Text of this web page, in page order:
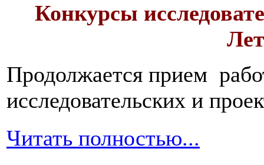
Конкурсы
Продолжается прием
исследовательских и
Читать полностью...